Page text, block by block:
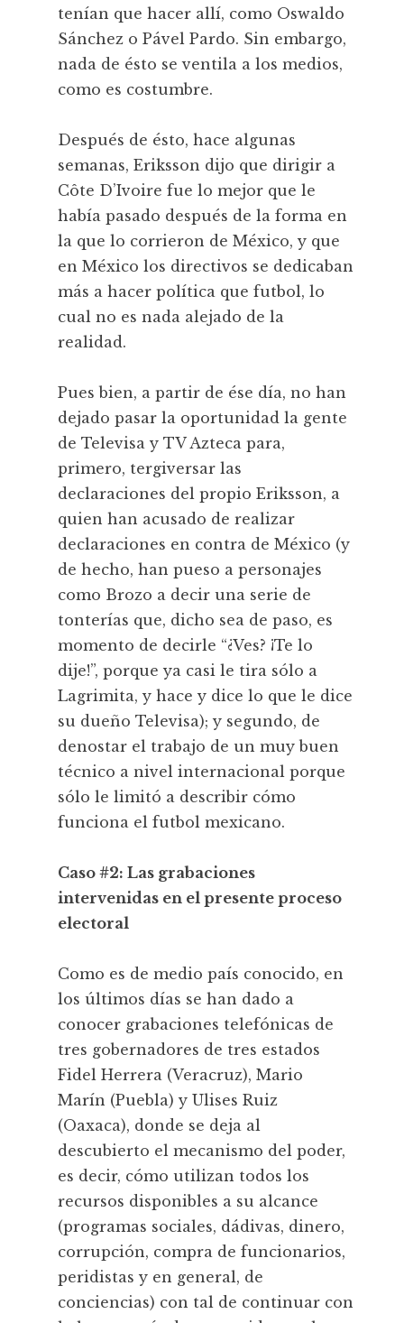
tenían que hacer allí, como Oswaldo
Sánchez o Pável Pardo. Sin embargo,
nada de ésto se ventila a los medios,
como es costumbre.
Después de ésto, hace algunas
semanas, Eriksson dijo que dirigir a
Côte D’Ivoire fue lo mejor que le
había pasado después de la forma en
la que lo corrieron de México, y que
en México los directivos se dedicaban
más a hacer política que futbol, lo
cual no es nada alejado de la
realidad.
Pues bien, a partir de ése día, no han
dejado pasar la oportunidad la gente
de Televisa y TV Azteca para,
primero, tergiversar las
declaraciones del propio Eriksson, a
quien han acusado de realizar
declaraciones en contra de México (y
de hecho, han pueso a personajes
como Brozo a decir una serie de
tonterías que, dicho sea de paso, es
momento de decirle “¿Ves? ¡Te lo
dije!”, porque ya casi le tira sólo a
Lagrimita, y hace y dice lo que le dice
su dueño Televisa); y segundo, de
denostar el trabajo de un muy buen
técnico a nivel internacional porque
sólo le limitó a describir cómo
funciona el futbol mexicano.
Caso #2: Las grabaciones
intervenidas en el presente proceso
electoral
Como es de medio país conocido, en
los últimos días se han dado a
conocer grabaciones telefónicas de
tres gobernadores de tres estados
Fidel Herrera (Veracruz), Mario
Marín (Puebla) y Ulises Ruiz
(Oaxaca), donde se deja al
descubierto el mecanismo del poder,
es decir, cómo utilizan todos los
recursos disponibles a su alcance
(programas sociales, dádivas, dinero,
corrupción, compra de funcionarios,
peridistas y en general, de
conciencias) con tal de continuar con